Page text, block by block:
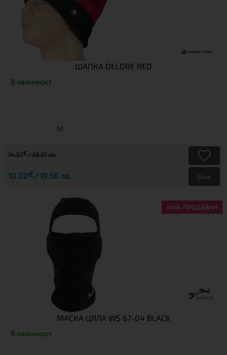
ШАПКА DELORE RED
В наличност
М
14.32€ 28.01 лв.
10.00€ 19.56 лв. Виж
НАЙ-ПРОДАВАН
МАСКА ЦЯЛА WS 67-04 BLACK
В наличност